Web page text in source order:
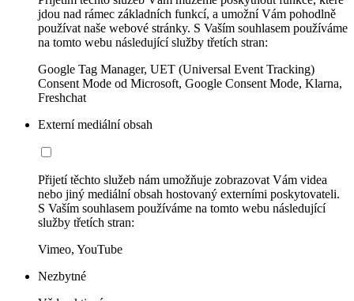
jdou nad rámec základních funkcí, a umožní Vám pohodlně
používat naše webové stránky. S Vaším souhlasem používáme
na tomto webu následující služby třetích stran:
Google Tag Manager, UET (Universal Event Tracking)
Consent Mode od Microsoft, Google Consent Mode, Klarna,
Freshchat
Externí mediální obsah
Přijetí těchto služeb nám umožňuje zobrazovat Vám videa
nebo jiný mediální obsah hostovaný externími poskytovateli.
S Vaším souhlasem používáme na tomto webu následující
služby třetích stran:
Vimeo, YouTube
Nezbytné